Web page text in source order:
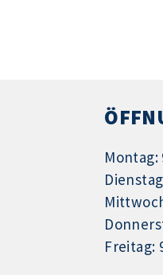
Montag:
Freitag: